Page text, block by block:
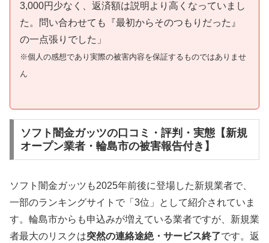
3,000円少なく、返済額は説明より高くなっていまし
た。問い合わせても『最初からそのつもりだった』
の一点張りでした」
※個人の感想であり実際の被害内容を保証するものではありませ
ん
ソフト闇金ガッツの口コミ・評判・実態【新規
オープン業者・輪島市の被害報告付き】
ソフト闇金ガッツも2025年前後に登場した新規業者で、
一部のランキングサイトで「3位」として紹介されていま
す。輪島市からも申込みが増えている業者ですが、新規業
者最大のリスクは突然の連絡途絶・サービス終了です。返